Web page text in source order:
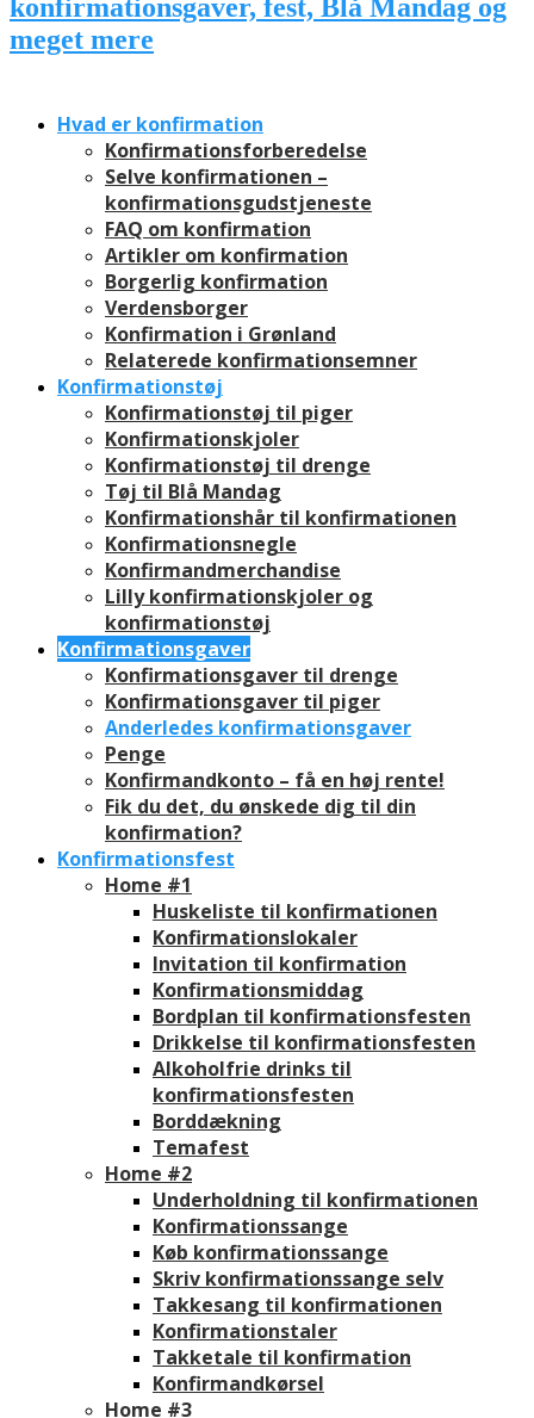
Hvad er konfirmation
Konfirmationsforberedelse
Selve konfirmationen –
konfirmationsgudstjeneste
FAQ om konfirmation
Artikler om konfirmation
Borgerlig konfirmation
Verdensborger
Konfirmation i Grønland
Relaterede konfirmationsemner
Konfirmationstøj
Konfirmationstøj til piger
Konfirmationskjoler
Konfirmationstøj til drenge
Tøj til Blå Mandag
Konfirmationshår til konfirmationen
Konfirmationsnegle
Konfirmandmerchandise
Lilly konfirmationskjoler og
konfirmationstøj
Konfirmationsgaver
Konfirmationsgaver til drenge
Konfirmationsgaver til piger
Anderledes konfirmationsgaver
Penge
Konfirmandkonto – få en høj rente!
Fik du det, du ønskede dig til din
konfirmation?
Konfirmationsfest
Home #1
Huskeliste til konfirmationen
Konfirmationslokaler
Invitation til konfirmation
Konfirmationsmiddag
Bordplan til konfirmationsfesten
Drikkelse til konfirmationsfesten
Alkoholfrie drinks til
konfirmationsfesten
Borddækning
Temafest
Home #2
Underholdning til konfirmationen
Konfirmationssange
Køb konfirmationssange
Skriv konfirmationssange selv
Takkesang til konfirmationen
Konfirmationstaler
Takketale til konfirmation
Konfirmandkørsel
Home #3